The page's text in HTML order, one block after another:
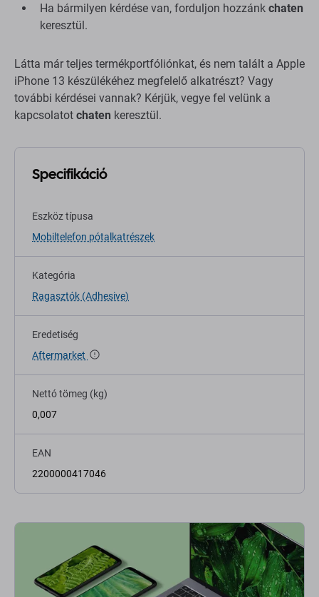
Ha bármilyen kérdése van, forduljon hozzánk chaten
keresztül.
Látta már teljes termékportfóliónkat, és nem talált a Apple
iPhone 13 készülékéhez megfelelő alkatrészt? Vagy
további kérdései vannak? Kérjük, vegye fel velünk a
kapcsolatot chaten keresztül.
Specifikáció
Eszköz típusa
Mobiltelefon pótalkatrészek
Kategória
Ragasztók (Adhesive)
Eredetiség
Aftermarket
Nettó tömeg (kg)
0,007
EAN
2200000417046